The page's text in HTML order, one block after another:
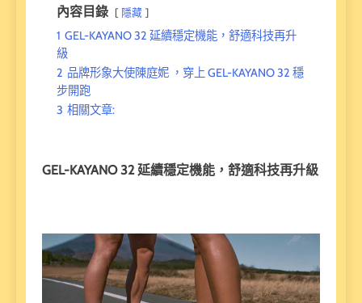
內容目錄 隱藏
1 GEL-KAYANO 32 延續穩定機能，舒適科技再升
級
2 品牌形象大使陳庭妮 ，穿上 GEL-KAYANO 32 穩
步開跑
3 相關文章:
GEL-KAYANO 32 延續穩定機能，舒適科技再升級